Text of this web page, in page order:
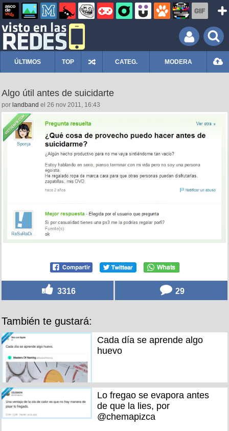
ÚLTIMOS TOP CATEG. MODERA
Algo útil antes de suicidarte
por landband el 26 nov 2011, 16:43
3316 29
También te gustará:
Cada día se aprende algo
huevo
Lo fregao se evapora antes
de que la lies, por
@chemapizca